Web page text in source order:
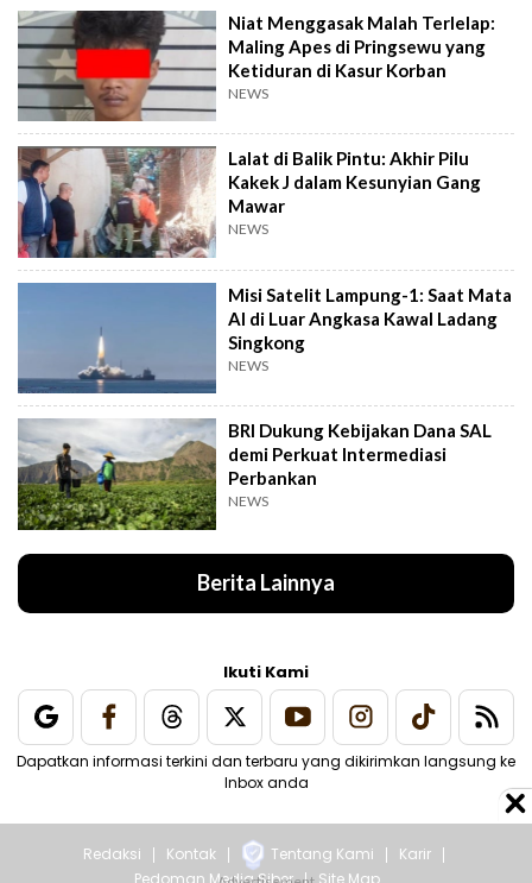
Niat Menggasak Malah Terlelap:
Maling Apes di Pringsewu yang
Ketiduran di Kasur Korban
NEWS
Lalat di Balik Pintu: Akhir Pilu
Kakek J dalam Kesunyian Gang
Mawar
NEWS
Misi Satelit Lampung-1: Saat Mata
AI di Luar Angkasa Kawal Ladang
Singkong
NEWS
BRI Dukung Kebijakan Dana SAL
demi Perkuat Intermediasi
Perbankan
NEWS
Berita Lainnya
Ikuti Kami
Dapatkan informasi terkini dan terbaru yang dikirimkan langsung ke
Inbox anda
Redaksi Kontak Tentang Kami
Karir